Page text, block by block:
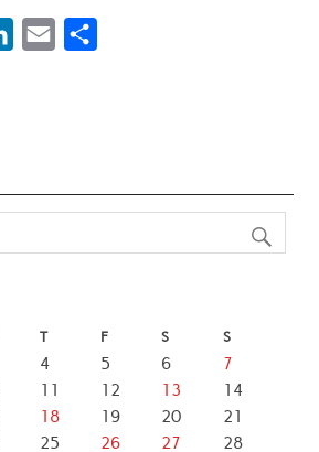
d
T F S S
4 5 6
7
11 12 13
14
18 19 20
21
25 26 27
28